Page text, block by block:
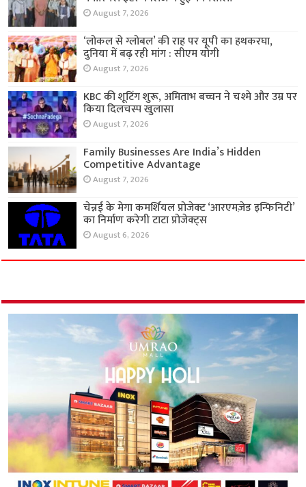
August 7, 2026
‘लोकल से ग्लोबल’ की राह पर यूपी का हथकरघा,
दुनिया में बढ़ रही मांग : सीएम योगी
August 7, 2026
KBC की शूटिंग शुरू, अमिताभ बच्चन ने चश्मे और उम्र पर
किया दिलचस्प खुलासा
August 7, 2026
Family Businesses Are India’s Hidden
Competitive Advantage
August 7, 2026
चेन्नई के मेगा कमर्शियल प्रोजेक्ट ‘आरएमज़ेड इन्फिनिटी’
का निर्माण करेगी टाटा प्रोजेक्ट्स
August 6, 2026